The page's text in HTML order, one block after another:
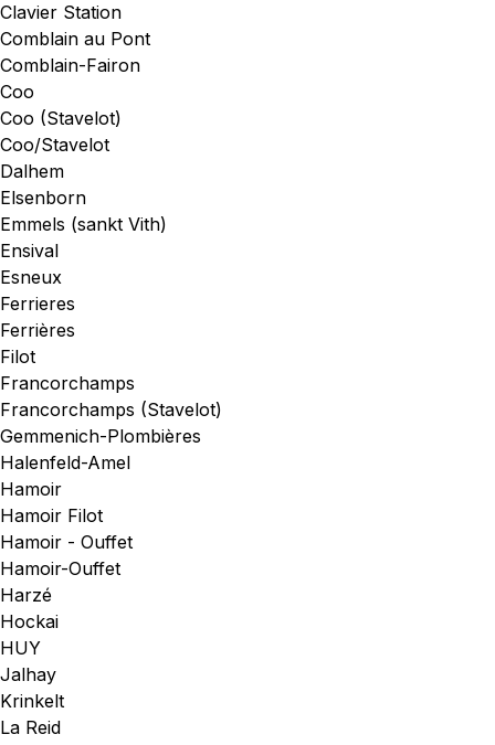
Clavier Station
Comblain au Pont
Comblain-Fairon
Coo
Coo (Stavelot)
Coo/Stavelot
Dalhem
Elsenborn
Emmels (sankt Vith)
Ensival
Esneux
Ferrieres
Ferrières
Filot
Francorchamps
Francorchamps (Stavelot)
Gemmenich-Plombières
Halenfeld-Amel
Hamoir
Hamoir Filot
Hamoir - Ouffet
Hamoir-Ouffet
Harzé
Hockai
HUY
Jalhay
Krinkelt
La Reid